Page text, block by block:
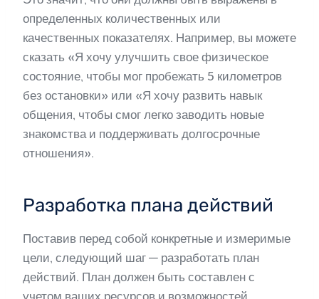
определенных количественных или
качественных показателях. Например, вы можете
сказать «Я хочу улучшить свое физическое
состояние, чтобы мог пробежать 5 километров
без остановки» или «Я хочу развить навык
общения, чтобы смог легко заводить новые
знакомства и поддерживать долгосрочные
отношения».
Разработка плана действий
Поставив перед собой конкретные и измеримые
цели, следующий шаг — разработать план
действий. План должен быть составлен с
учетом ваших ресурсов и возможностей.